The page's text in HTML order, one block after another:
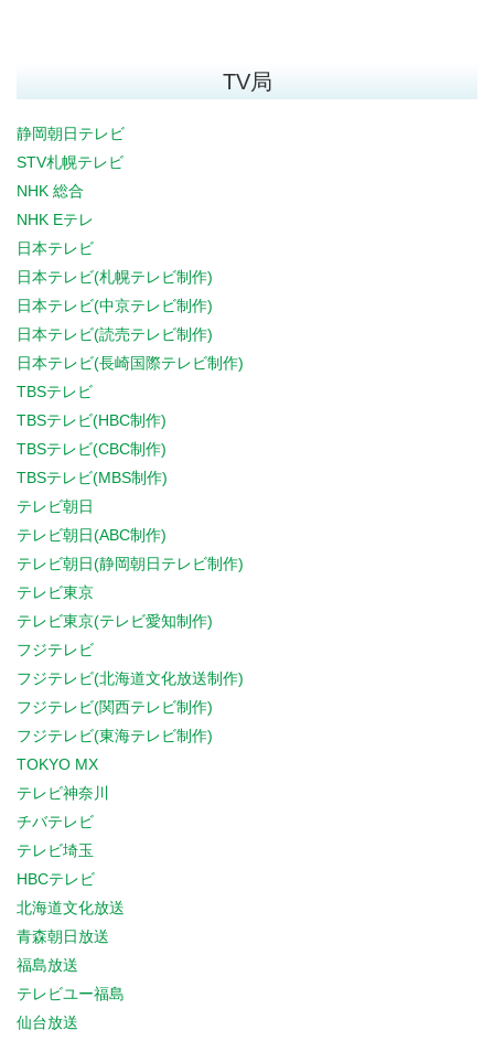
TV局
静岡朝日テレビ
STV札幌テレビ
NHK 総合
NHK Eテレ
日本テレビ
日本テレビ(札幌テレビ制作)
日本テレビ(中京テレビ制作)
日本テレビ(読売テレビ制作)
日本テレビ(長崎国際テレビ制作)
TBSテレビ
TBSテレビ(HBC制作)
TBSテレビ(CBC制作)
TBSテレビ(MBS制作)
テレビ朝日
テレビ朝日(ABC制作)
テレビ朝日(静岡朝日テレビ制作)
テレビ東京
テレビ東京(テレビ愛知制作)
フジテレビ
フジテレビ(北海道文化放送制作)
フジテレビ(関西テレビ制作)
フジテレビ(東海テレビ制作)
TOKYO MX
テレビ神奈川
チバテレビ
テレビ埼玉
HBCテレビ
北海道文化放送
青森朝日放送
福島放送
テレビユー福島
仙台放送